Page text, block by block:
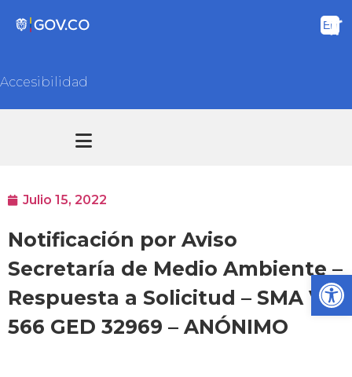
Accesibilidad
Julio 15, 2022
Notificación por Aviso
Secretaría de Medio Ambiente –
Respuesta a Solicitud – SMA VC
566 GED 32969 – ANÓNIMO